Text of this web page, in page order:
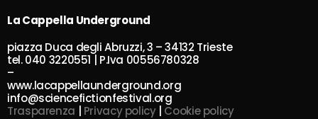
La Cappella Underground
piazza Duca degli Abruzzi, 3 – 34132 Trieste
tel. 040 3220551 | P.Iva 00556780328
–
www.lacappellaunderground.org
info@sciencefictionfestival.org
Trasparenza | Privacy policy| Cookie policy